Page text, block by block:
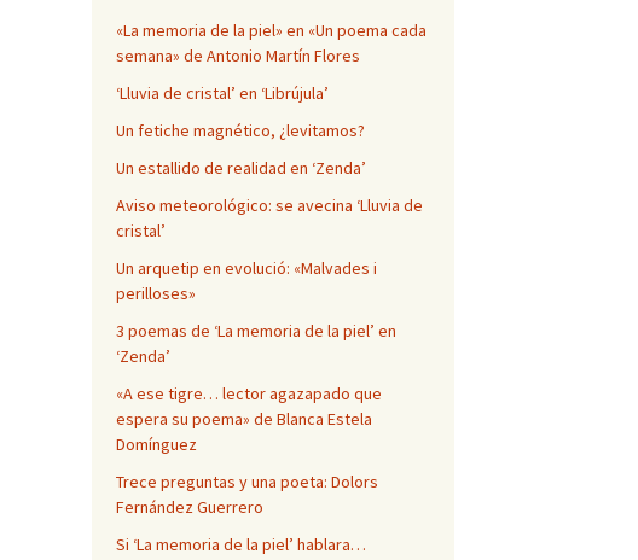
«La memoria de la piel» en «Un poema cada
semana» de Antonio Martín Flores
‘Lluvia de cristal’ en ‘Librújula’
Un fetiche magnético, ¿levitamos?
Un estallido de realidad en ‘Zenda’
Aviso meteorológico: se avecina ‘Lluvia de
cristal’
Un arquetip en evolució: «Malvades i
perilloses»
3 poemas de ‘La memoria de la piel’ en
‘Zenda’
«A ese tigre… lector agazapado que
espera su poema» de Blanca Estela
Domínguez
Trece preguntas y una poeta: Dolors
Fernández Guerrero
Si ‘La memoria de la piel’ hablara…